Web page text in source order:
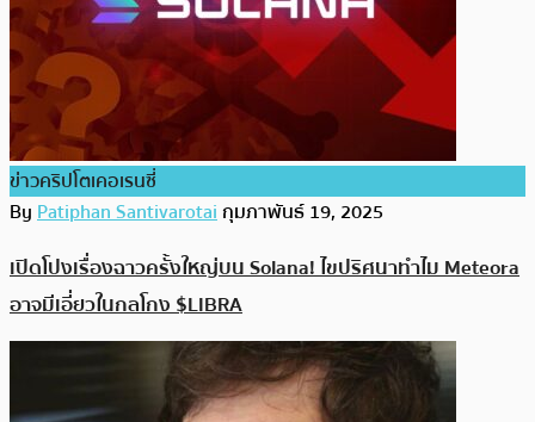
ข่าวคริปโตเคอเรนซี่
ByPatiphan Santivarotaiกุมภาพันธ์ 19, 2025
เปิดโปงเรื่องฉาวครั้งใหญ่บน Solana! ไขปริศนาทำไม Meteora
อาจมีเอี่ยวในกลโกง $LIBRA